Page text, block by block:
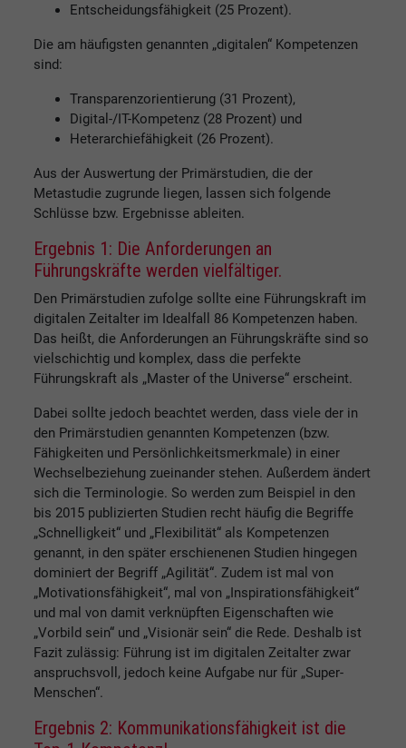
Entscheidungsfähigkeit (25 Prozent).
Die am häufigsten genannten „digitalen“ Kompetenzen
sind:
Transparenzorientierung (31 Prozent),
Digital-/IT-Kompetenz (28 Prozent) und
Heterarchiefähigkeit (26 Prozent).
Aus der Auswertung der Primärstudien, die der
Metastudie zugrunde liegen, lassen sich folgende
Schlüsse bzw. Ergebnisse ableiten.
Ergebnis 1: Die Anforderungen an
Führungskräfte werden vielfältiger.
Den Primärstudien zufolge sollte eine Führungskraft im
digitalen Zeitalter im Idealfall 86 Kompetenzen haben.
Das heißt, die Anforderungen an Führungskräfte sind so
vielschichtig und komplex, dass die perfekte
Führungskraft als „Master of the Universe“ erscheint.
Dabei sollte jedoch beachtet werden, dass viele der in
den Primärstudien genannten Kompetenzen (bzw.
Fähigkeiten und Persönlichkeitsmerkmale) in einer
Wechselbeziehung zueinander stehen. Außerdem ändert
sich die Terminologie. So werden zum Beispiel in den
bis 2015 publizierten Studien recht häufig die Begriffe
„Schnelligkeit“ und „Flexibilität“ als Kompetenzen
genannt, in den später erschienenen Studien hingegen
dominiert der Begriff „Agilität“. Zudem ist mal von
„Motivationsfähigkeit“, mal von „Inspirationsfähigkeit“
und mal von damit verknüpften Eigenschaften wie
„Vorbild sein“ und „Visionär sein“ die Rede. Deshalb ist
Fazit zulässig: Führung ist im digitalen Zeitalter zwar
anspruchsvoll, jedoch keine Aufgabe nur für „Super-
Menschen“.
Ergebnis 2: Kommunikationsfähigkeit ist die